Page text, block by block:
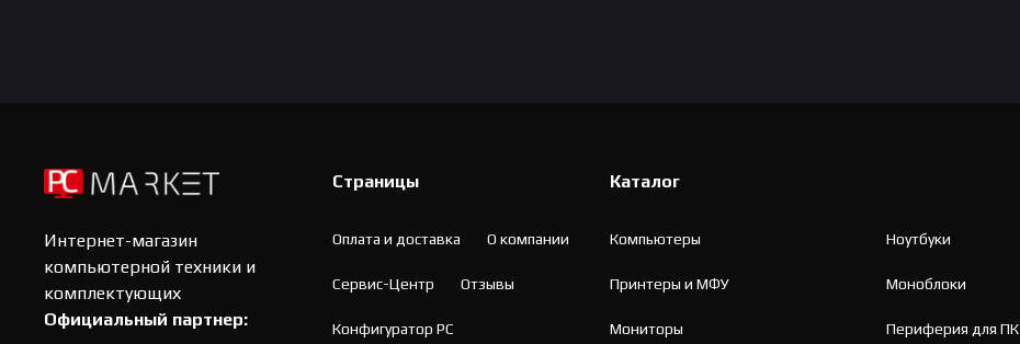
Интернет-магазин
компьютерной техники и
комплектующих
Официальный партнер:
Страницы
Оплата и доставка О компании
Сервис-Центр Отзывы
Конфигуратор PC
Каталог
Компьютеры Ноутбуки
Принтеры и МФУ Моноблоки
Мониторы Периферия для ПК